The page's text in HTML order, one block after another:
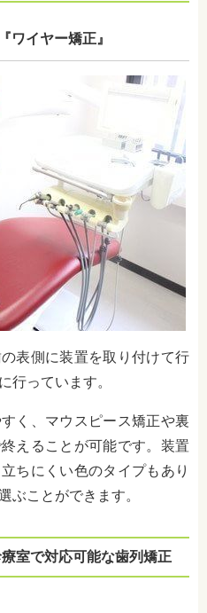
ワイヤー矯正』
表側に装置を取り付けて行
行っています。
く、マウスピース矯正や裏
えることが可能です。装置
ちにくい色のタイプもあり
ぶことができます。
室で対応可能な歯列矯正